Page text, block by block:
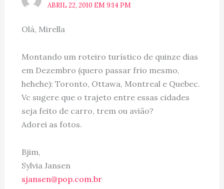
ABRIL 22, 2010 EM 9:14 PM
Olá, Mirella
Montando um roteiro turístico de quinze dias
em Dezembro (quero passar frio mesmo,
hehehe): Toronto, Ottawa, Montreal e Quebec.
Vc sugere que o trajeto entre essas cidades
seja feito de carro, trem ou avião?
Adorei as fotos.
Bjim,
Sylvia Jansen
sjansen@pop.com.br